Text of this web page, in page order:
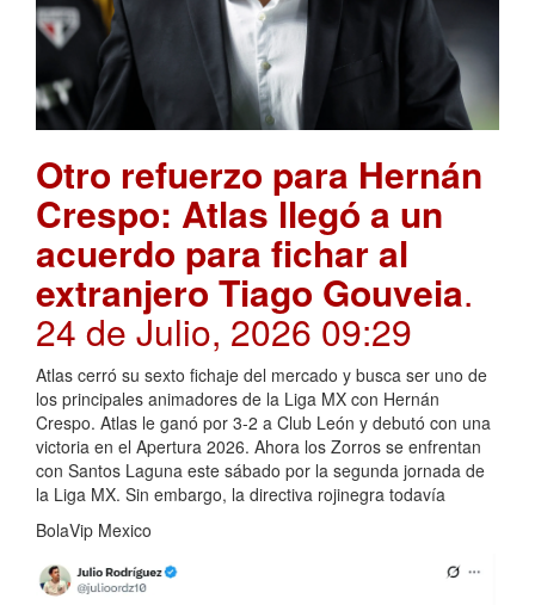
Otro refuerzo para Hernán
Crespo: Atlas llegó a un
acuerdo para fichar al
extranjero Tiago Gouveia.
24 de Julio, 2026 09:29
Atlas cerró su sexto fichaje del mercado y busca ser uno de
los principales animadores de la Liga MX con Hernán
Crespo. Atlas le ganó por 3-2 a Club León y debutó con una
victoria en el Apertura 2026. Ahora los Zorros se enfrentan
con Santos Laguna este sábado por la segunda jornada de
la Liga MX. Sin embargo, la directiva rojinegra todavía
BolaVip Mexico